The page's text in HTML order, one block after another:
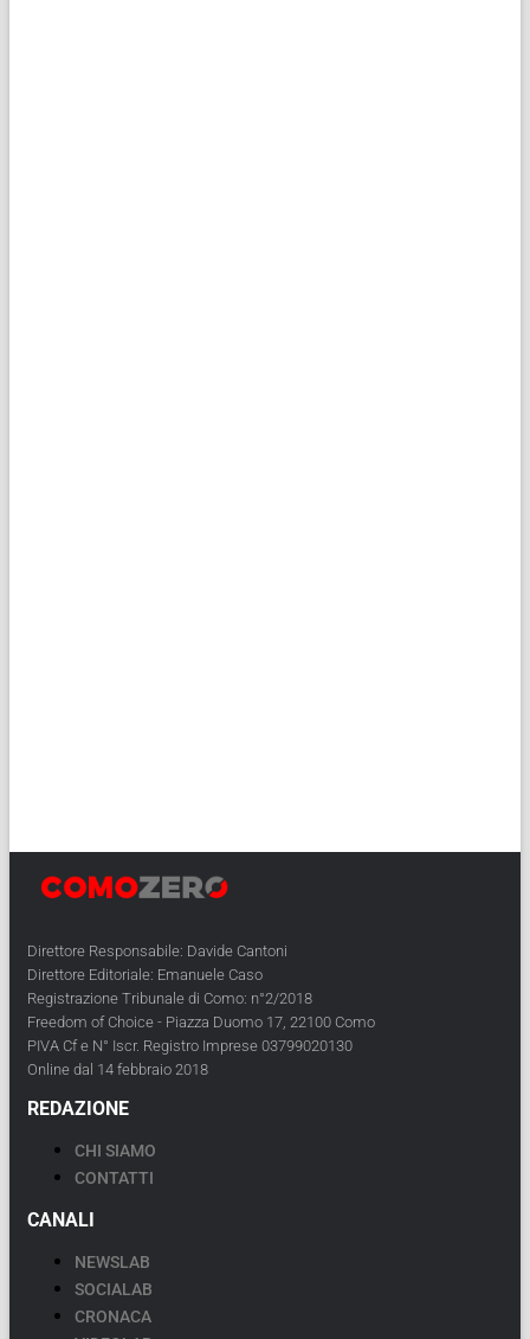
Direttore Responsabile: Davide Cantoni
Direttore Editoriale: Emanuele Caso
Registrazione Tribunale di Como: n°2/2018
Freedom of Choice - Piazza Duomo 17, 22100 Como
PIVA Cf e N° Iscr. Registro Imprese 03799020130
Online dal 14 febbraio 2018
REDAZIONE
CHI SIAMO
CONTATTI
CANALI
NEWSLAB
SOCIALAB
CRONACA